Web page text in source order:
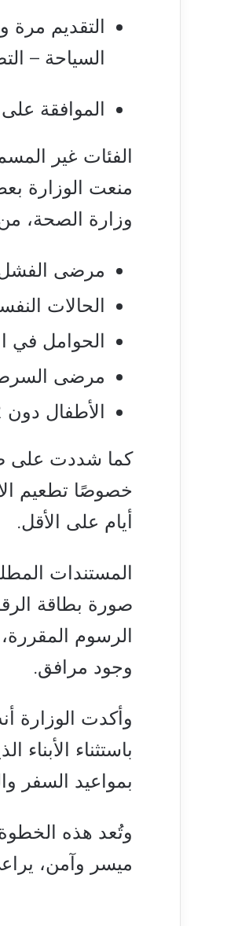
التقديم
السياحة –
الموافقة
الفئات غير
منعت الوزارة
وزارة الصحة،
مرضى الفشل
الحالات
الحوامل في
مرضى
الأطفال دون 12 عامًا وحالات السمنة المفرطة المرضية.
كما شددت على
خصوصًا تطعيم
أيام على الأقل.
المستندات
صورة بطاقة
الرسوم
وجود مرافق.
وأكدت الوزارة
باستثناء الأبناء
بمواعيد السفر
وتُعد هذه
ميسر وآمن،